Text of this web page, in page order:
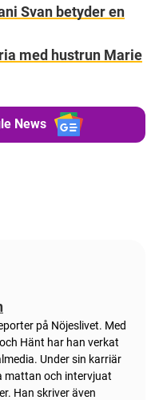
Svan betyder en
med hustrun Marie
News
på Nöjeslivet. Med
Hänt har han verkat
Under sin karriär
mattan och intervjuat
Han skriver även